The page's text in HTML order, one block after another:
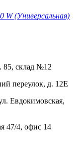
W (Универсальная)
85, склад №12
переулок, д. 12Е
Евдокимовская,
47/4, офис 14